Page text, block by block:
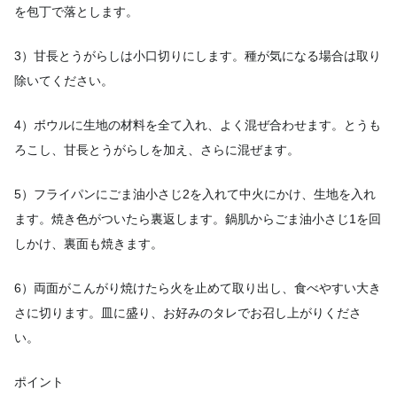
を包丁で落とします。
3）甘長とうがらしは小口切りにします。種が気になる場合は取り
除いてください。
4）ボウルに生地の材料を全て入れ、よく混ぜ合わせます。とうも
ろこし、甘長とうがらしを加え、さらに混ぜます。
5）フライパンにごま油小さじ2を入れて中火にかけ、生地を入れ
ます。焼き色がついたら裏返します。鍋肌からごま油小さじ1を回
しかけ、裏面も焼きます。
6）両面がこんがり焼けたら火を止めて取り出し、食べやすい大き
さに切ります。皿に盛り、お好みのタレでお召し上がりくださ
い。
ポイント